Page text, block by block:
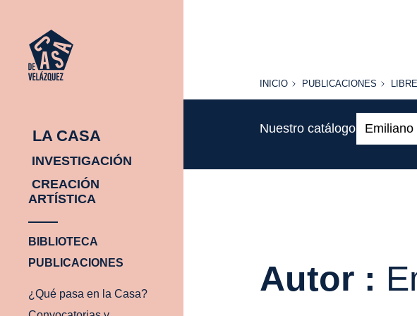
LA CASA
INVESTIGACIÓN
CREACIÓN
ARTÍSTICA
BIBLIOTECA
PUBLICACIONES
¿Qué pasa en la Casa?
INICIO
INICIO PUBLICACIONES
PUBLICACIONES
LÍNEA
Nuestro catálogo
Autor :